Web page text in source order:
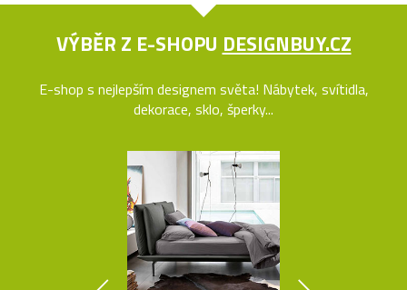
VÝBĚR Z E-SHOPU DESIGNBUY.CZ
E-shop s nejlepším designem světa! Nábytek, svítidla,
dekorace, sklo, šperky...